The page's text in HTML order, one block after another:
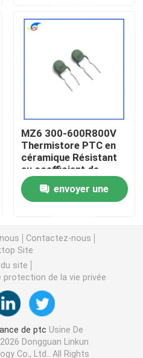
de NTC
MZ6 300-600R800V
Thermistore PTC en
céramique Résistant
au coefficient de
température positive
pour les ballasts
envoyer une
Contactez-nous
Site
du site
protection de la vie privée
de ptc Usine De
Dongguan Linkun
Co., Ltd.. All Rights